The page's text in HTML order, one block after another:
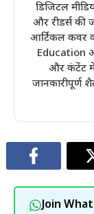
डिजिटल
और रीडर्स की
आर्टिकल कवर
Education
और कंटेंट में
जानकारीपूर्ण
Join